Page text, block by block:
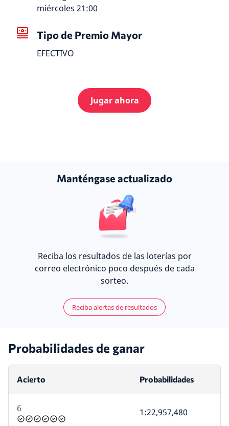
miércoles 21:00
Tipo de Premio Mayor
EFECTIVO
Jugar ahora
Manténgase actualizado
Reciba los resultados de las loterías por
correo electrónico poco después de cada
sorteo.
Reciba alertas de resultados
Probabilidades de ganar
Acierto Probabilidades
6 1:22,957,480